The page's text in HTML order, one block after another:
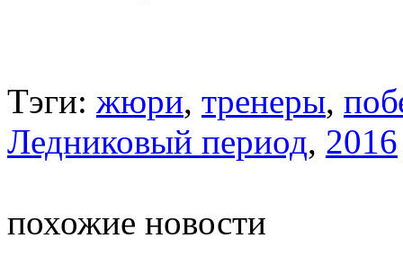
Тэги: жюри, тренеры,
Ледниковый период, 2016
похожие новости